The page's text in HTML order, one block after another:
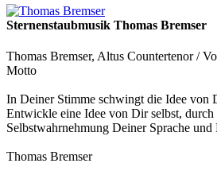
Sternenstaubmusik Thomas Bremser
Thomas Bremser, Altus Countertenor /
Motto
In Deiner Stimme schwingt die Idee von
Entwickle eine Idee von Dir selbst, durch
Selbstwahrnehmung Deiner Sprache und
Thomas Bremser